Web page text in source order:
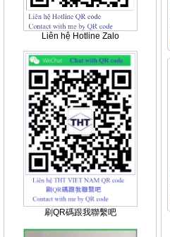
Liên hệ Hotline Zalo
刷QR碼跟我聯繫吧